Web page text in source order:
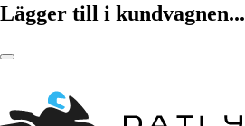
Lägger till i kundvagnen...